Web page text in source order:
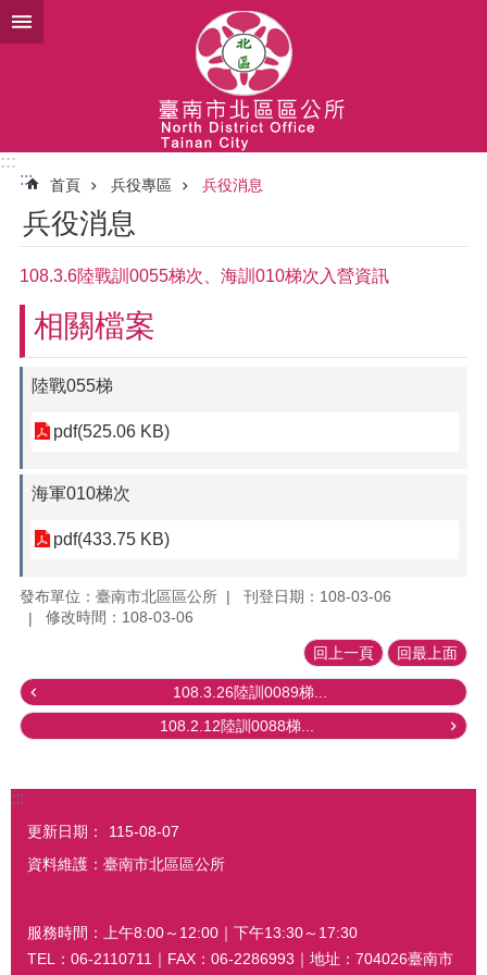
跳到主要內容區塊
:::
:::
首頁 兵役專區 兵役消息
兵役消息
108.3.6陸戰訓0055梯次、海訓010梯次入營資訊
相關檔案
陸戰055梯
pdf(525.06 KB)
海軍010梯次
pdf(433.75 KB)
發布單位：臺南市北區區公所
刊登日期：108-03-06
修改時間：108-03-06
回上一頁 回最上面
108.3.26陸訓0089梯...
108.2.12陸訓0088梯...
:::
更新日期：
115-08-07
資料維護：臺南市北區區公所
服務時間：上午8:00～12:00｜下午13:30～17:30
TEL：06-2110711｜FAX：06-2286993｜地址：704026臺南市